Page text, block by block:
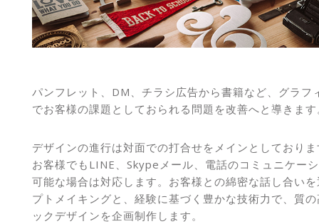
パンフレット、DM、チラシ広告から書籍など、グラフ
でお客様の課題としておられる問題を改善へと導きま
デザインの進行は対面での打合せをメインとしており
お客様でもLINE、Skypeメール、電話のコミュニケー
可能な場合は対応します。お客様との綿密な話し合い
プトメイキングと、経験に基づく豊かな技術力で、質
ックデザインを企画制作します。